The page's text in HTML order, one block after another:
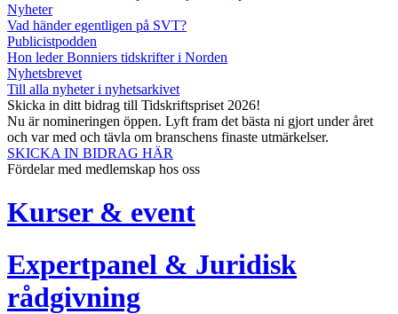
Nyheter
Vad händer egentligen på SVT?
Publicistpodden
Hon leder Bonniers tidskrifter i Norden
Nyhetsbrevet
Till alla nyheter i nyhetsarkivet
Skicka in ditt bidrag till Tidskriftspriset 2026!
Nu är nomineringen öppen. Lyft fram det bästa ni gjort under året
och var med och tävla om branschens finaste utmärkelser.
SKICKA IN BIDRAG HÄR
Fördelar med medlemskap hos oss
Kurser & event
Expertpanel & Juridisk
rådgivning